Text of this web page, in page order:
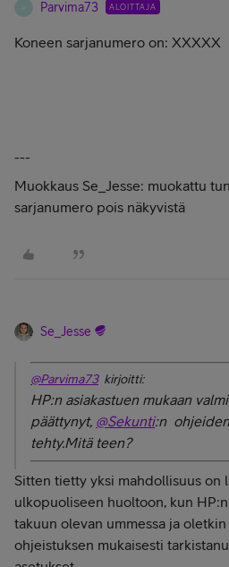
Parvima73 ALOITTAJA
Koneen sarjanumero on: XXXXX
---
Muokkaus Se_Jesse: muokattu
sarjanumero pois näkyvistä
Se_Jesse
@Parvima73kirjoitti:
HP:n asiakastuen mukaan
päättynyt, @Sekunti:n
tehty.Mitä teen?
Sitten tietty yksi mahdollisuus on
ulkopuoliseen huoltoon, kun
takuun olevan ummessa ja
ohjeistuksen mukaisesti